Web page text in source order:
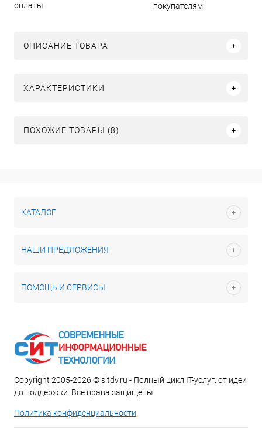
оплаты
покупателям
ОПИСАНИЕ ТОВАРА
ХАРАКТЕРИСТИКИ
ПОХОЖИЕ ТОВАРЫ (8)
КАТАЛОГ
НАШИ ПРЕДЛОЖЕНИЯ
ПОМОЩЬ И СЕРВИСЫ
Copyright 2005-2026 © sitdv.ru - Полный цикл IT-услуг: от идеи
до поддержки. Все права защищены.
Политика конфиденциальности